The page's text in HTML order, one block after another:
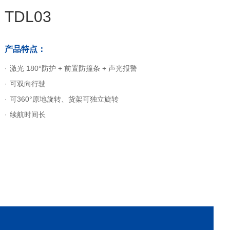
TDL03
产品特点：
激光 180°防护 + 前置防撞条 + 声光报警
可双向行驶
可360°原地旋转、货架可独立旋转
续航时间长